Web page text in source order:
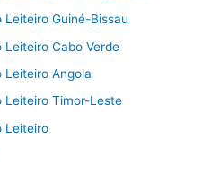
Leiteiro Guiné-Bissau
Leiteiro Cabo Verde
Leiteiro Angola
Leiteiro Timor-Leste
Leiteiro